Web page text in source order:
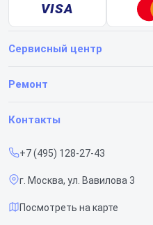
VISA
Сервисный центр
О нашем сервисе
Срочный ремонт
Доставка и способы оплаты
Диагностика
Ремонт
Видеокарт
Контакты
+7 (495) 128-27-43
г. Москва, ул. Вавилова 3
Посмотреть на карте